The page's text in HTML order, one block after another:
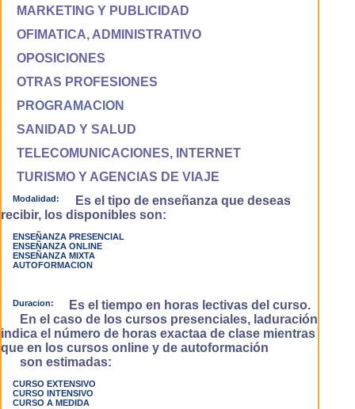
MARKETING Y PUBLICIDAD
OFIMATICA, ADMINISTRATIVO
OPOSICIONES
OTRAS PROFESIONES
PROGRAMACION
SANIDAD Y SALUD
TELECOMUNICACIONES, INTERNET
TURISMO Y AGENCIAS DE VIAJE
Modalidad:
Es el tipo de enseñanza que deseas
recibir, los disponibles son:
ENSEÑANZA PRESENCIAL
ENSEÑANZA ONLINE
ENSEÑANZA MIXTA
AUTOFORMACION
Duracion:
Es el tiempo en horas lectivas del curso.
En el caso de los cursos presenciales, laduración
indica el número de horas exactaa de clase mientras
que en los cursos online y de autoformación
son estimadas:
CURSO EXTENSIVO
CURSO INTENSIVO
CURSO A MEDIDA